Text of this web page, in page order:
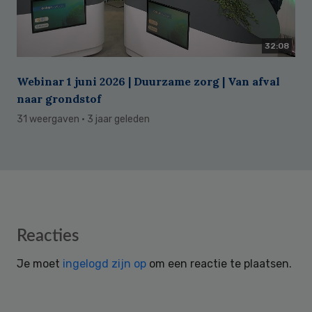
32:08
Webinar 1 juni 2026 | Duurzame zorg | Van afval
naar grondstof
31 weergaven · 3 jaar geleden
Reader
Reacties
Je moet ingelogd zijn op om een reactie te plaatsen.